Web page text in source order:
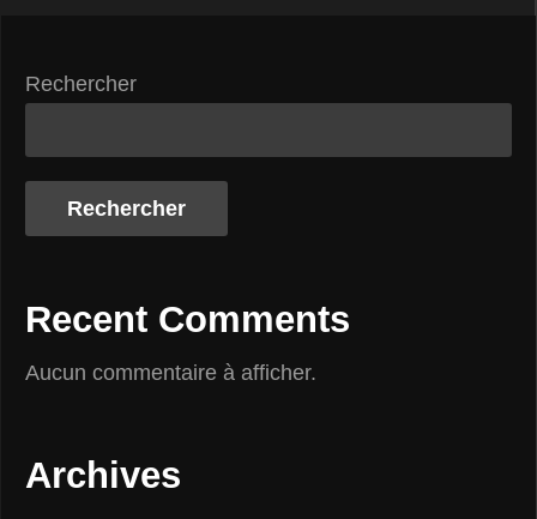
Rechercher
Rechercher
Recent Comments
Aucun commentaire à afficher.
Archives